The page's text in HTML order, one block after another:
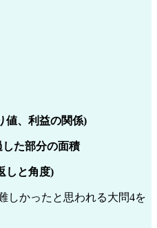
値、利益の関係)
た部分の面積
しと角度)
しかったと思われる大問4を